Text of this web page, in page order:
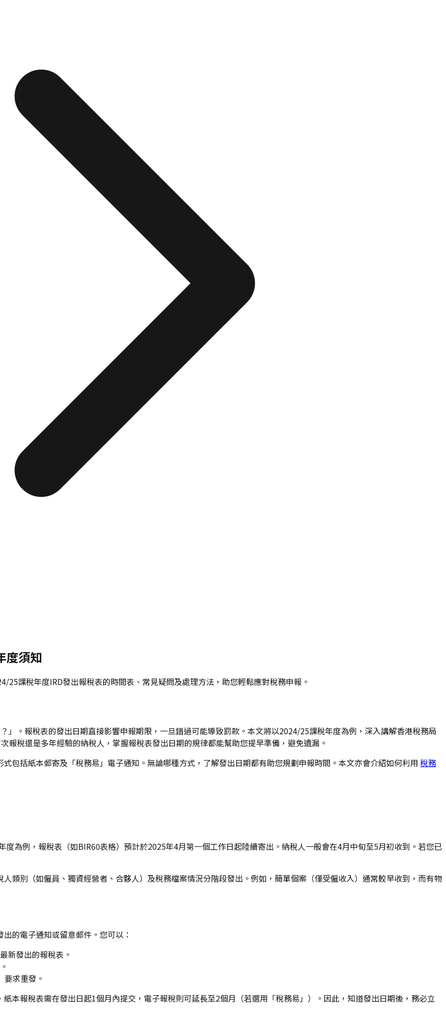
度須知
課稅年度IRD發出報稅表的時間表、常見疑問及處理方法，助您輕鬆應對稅務申報。
」。報稅表的發出日期直接影響申報期限，一旦錯過可能導致罰款。本文將以2024/25課稅年度為例，深入講解香港稅務局
報稅還是多年經驗的納稅人，掌握報稅表發出日期的規律都能幫助您提早準備，避免遺漏。
包括紙本郵寄及「稅務易」電子通知。無論哪種方式，了解發出日期都有助您規劃申報時間。本文亦會介紹如何利用 稅務
為例，報稅表（如BIR60表格）預計於2025年4月第一個工作日起陸續寄出。納稅人一般會在4月中旬至5月初收到。若您已
類別（如僱員、獨資經營者、合夥人）及稅務檔案情況分階段發出。例如，簡單個案（僅受僱收入）通常較早收到，而有物
的電子通知或留意郵件。您可以：
新發出的報稅表。
求重發。
本報稅表需在發出日起1個月內提交，電子報稅則可延長至2個月（若選用「稅務易」）。因此，知道發出日期後，務必立